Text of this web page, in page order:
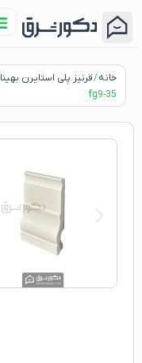
خانه/قرنیز پلی استایرن بهینا
fg9-35